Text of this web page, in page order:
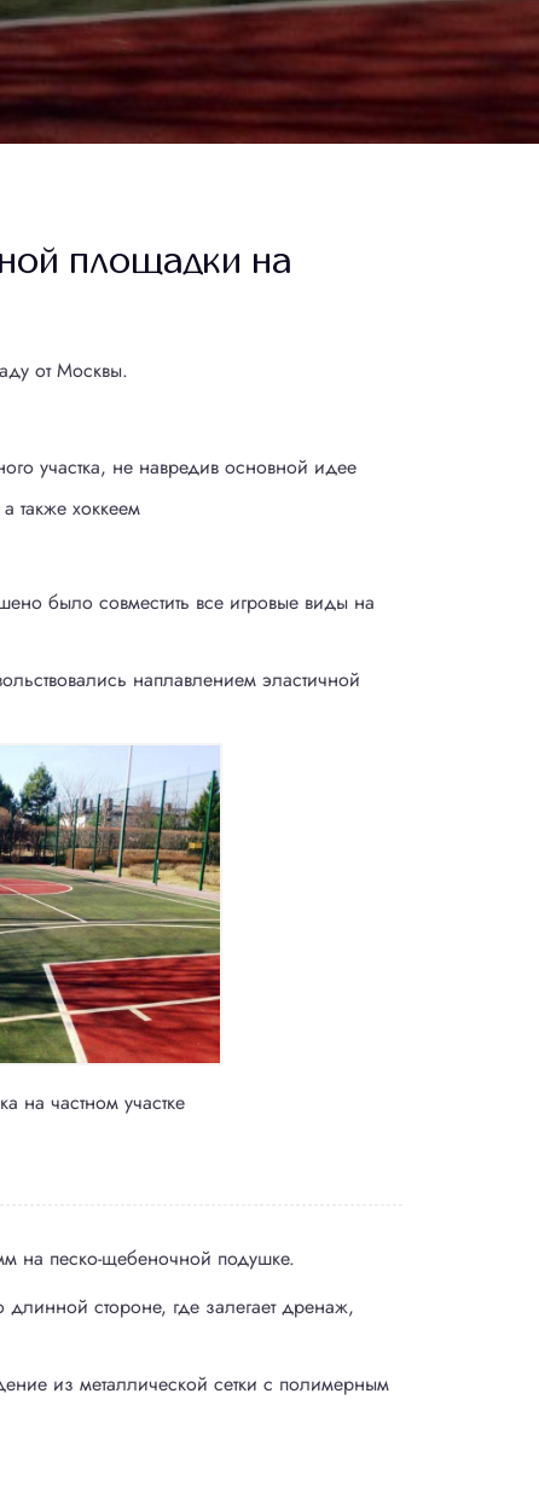
площадки на
от Москвы.
участка, не навредив основной идее
также хоккеем
было совместить все игровые виды на
наплавлением эластичной
на частном участке
на песко-щебеночной подушке.
стороне, где залегает дренаж,
из металлической сетки с полимерным